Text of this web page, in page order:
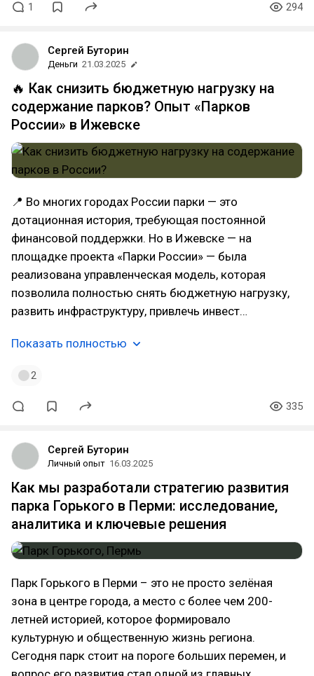
1 294
Сергей Буторин
Деньги 21.03.2025
🔥 Как снизить бюджетную нагрузку на
содержание парков? Опыт «Парков
России» в Ижевске
📍 Во многих городах России парки — это
дотационная история, требующая постоянной
финансовой поддержки. Но в Ижевске — на
площадке проекта «Парки России» — была
реализована управленческая модель, которая
позволила полностью снять бюджетную нагрузку,
развить инфраструктуру, привлечь инвест…
Показать полностью
2
335
Сергей Буторин
Личный опыт 16.03.2025
Как мы разработали стратегию развития
парка Горького в Перми: исследование,
аналитика и ключевые решения
Парк Горького в Перми – это не просто зелёная
зона в центре города, а место с более чем 200-
летней историей, которое формировало
культурную и общественную жизнь региона.
Сегодня парк стоит на пороге больших перемен, и